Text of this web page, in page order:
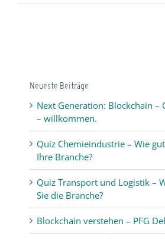
Neueste Beiträge
Next Generation: Blockchain –
– willkommen.
Quiz Chemieindustrie – Wie
Ihre Branche?
Quiz Transport und Logistik –
Sie die Branche?
Blockchain verstehen – PFG